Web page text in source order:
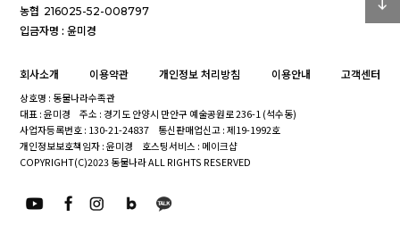
농협 216025-52-008797
입금자명 : 윤미경
회사소개 이용약관 개인정보 처리방침 이용안내 고객센터
상호명 : 동물나라수족관
대표 : 윤미경
주소 : 경기도 안양시 만안구 예술공원로 236-1 (석수동)
사업자등록번호 : 130-21-24837
통신판매업신고 : 제19-1992호
개인정보보호책임자 : 윤미경
호스팅서비스 : 메이크샵
COPYRIGHT(C)2023 동물나라 ALL RIGHTS RESERVED